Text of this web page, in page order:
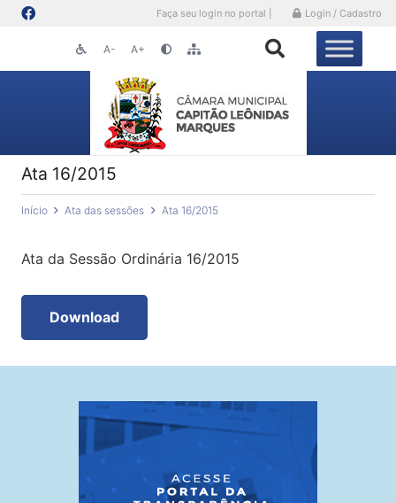
Faça seu login no portal | Login / Cadastro
A- A+
Ata 16/2015
Início Ata das sessões Ata 16/2015
Ata da Sessão Ordinária 16/2015
Download